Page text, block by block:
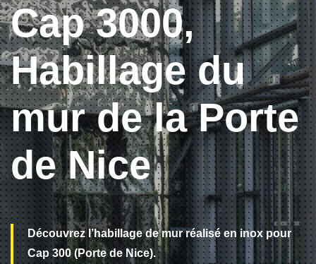
Cap 3000,
Habillage du
mur de la Porte
de Nice
Découvrez l’habillage de mur réalisé en inox pour
Cap 300 (Porte de Nice).